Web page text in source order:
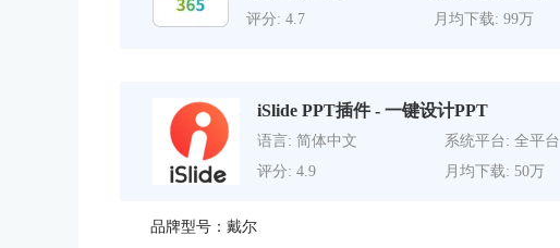
评分: 4.7
月均下载: 99万
iSlide PPT插件 - 一键设计PPT
语言: 简体中文
系统平台: 全平台
评分: 4.9
月均下载: 50万
品牌型号：戴尔